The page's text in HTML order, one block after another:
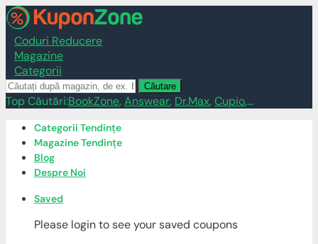
Coduri Reducere
Magazine
Categorii
Căutare
Top Căutări:BookZone, Answear, Dr.Max, Cupio,...
Skip
content
Categorii Tendințe
Magazine Tendințe
Blog
Despre Noi
Saved
Please login to see your saved coupons